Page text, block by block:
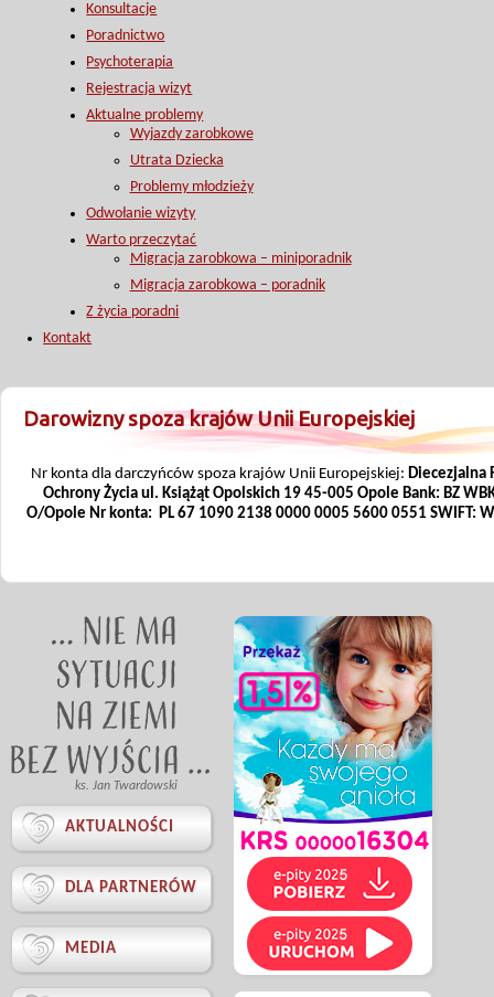
Konsultacje
Poradnictwo
Psychoterapia
Rejestracja wizyt
Aktualne problemy
Wyjazdy zarobkowe
Utrata Dziecka
Problemy młodzieży
Odwołanie wizyty
Warto przeczytać
Migracja zarobkowa – miniporadnik
Migracja zarobkowa – poradnik
Z życia poradni
Kontakt
Darowizny spoza krajów Unii Europejskiej
Nr konta dla darczyńców spoza krajów Unii Europejskiej: Diecezjalna
Ochrony Życia ul. Książąt Opolskich 19 45-005 Opole Bank: BZ
O/Opole Nr konta: PL 67 1090 2138 0000 0005 5600 0551 SWIFT:
ks. Jan Twardowski
 AKTUALNOŚCI
 DLA PARTNERÓW
 MEDIA